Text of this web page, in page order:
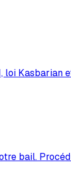
loi Kasbarian
bail.